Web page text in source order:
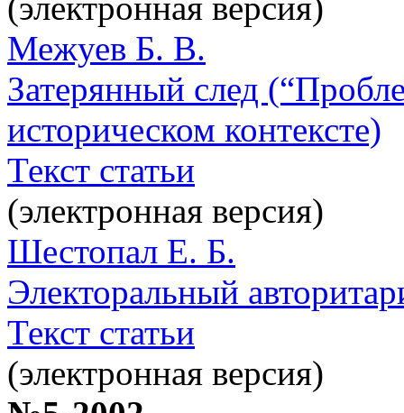
(электронная версия)
Межуев Б. В.
Затерянный след
историческом контексте)
Текст статьи
(электронная версия)
Шестопал Е. Б.
Электоральный
Текст статьи
(электронная версия)